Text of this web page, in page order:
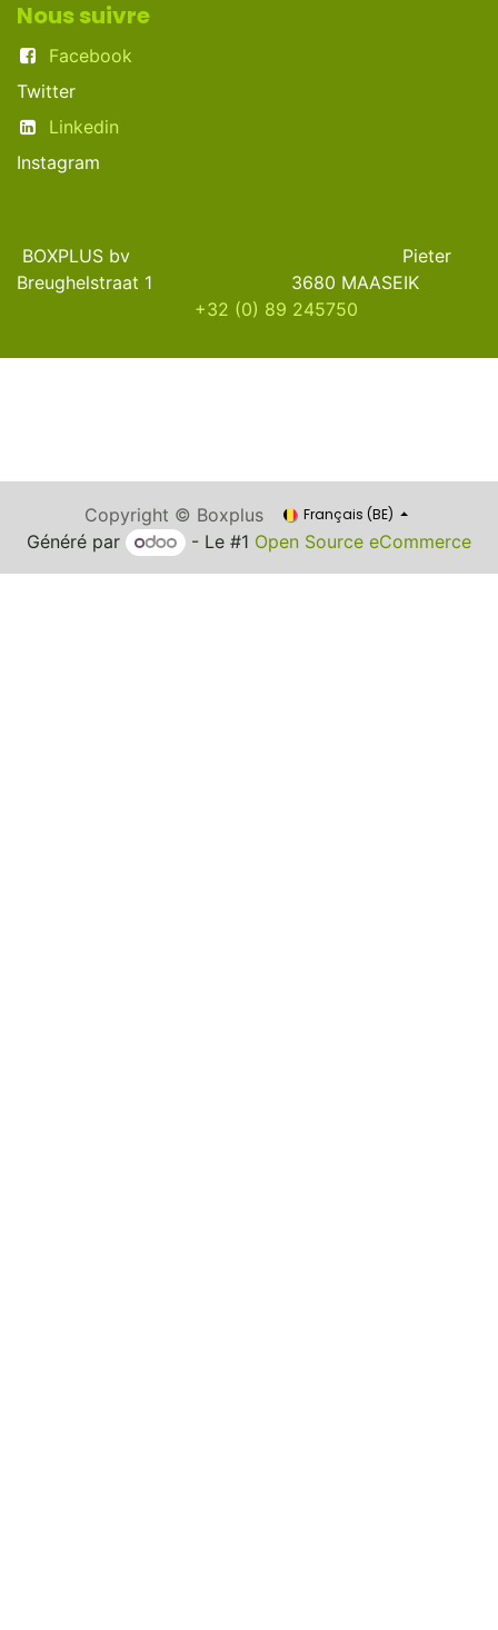
Nous suivre
Facebook
Twitter
Linkedin
Instagram
BOXPLUS bv Pieter
Breughelstraat 1 3680 MAASEIK
+32 (0) 89 245750
Copyright © Boxplus Français (BE)
Généré par - Le #1 Open Source eCommerce